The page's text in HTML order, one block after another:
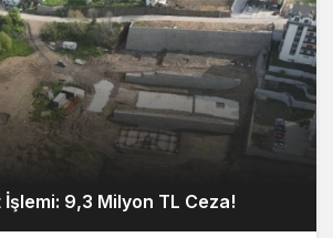
9,3 Milyon TL Ceza!